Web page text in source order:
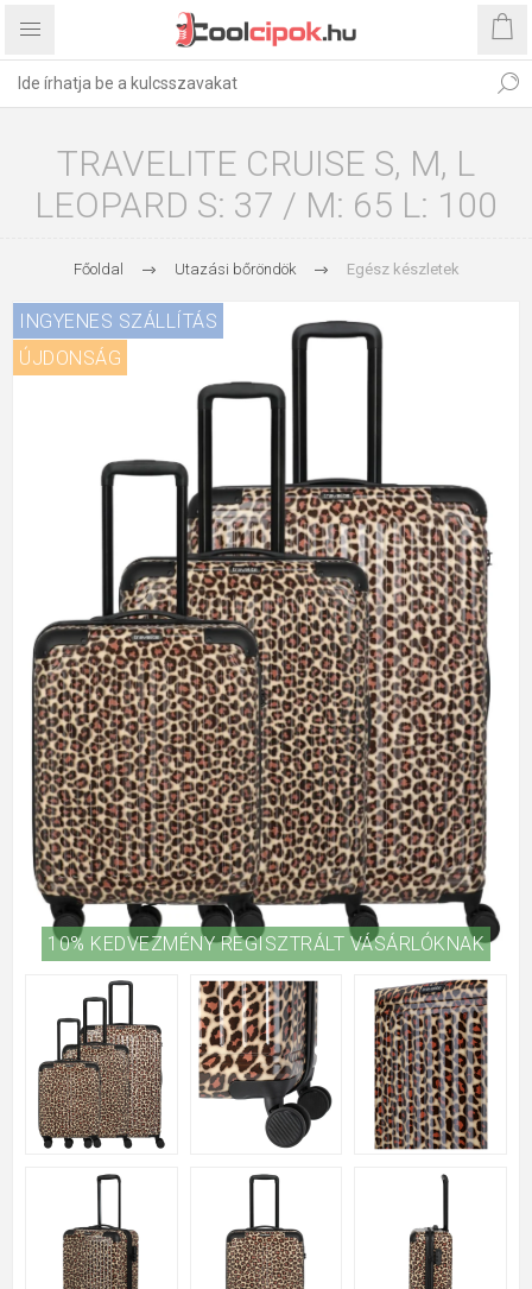
TRAVELITE CRUISE S, M, L
LEOPARD S: 37 / M: 65 L: 100
Főoldal Utazási bőröndök Egész készletek
INGYENES SZÁLLÍTÁS
10% KEDVEZMÉNY REGISZTRÁLT VÁSÁRLÓKNAK
ÚJDONSÁG